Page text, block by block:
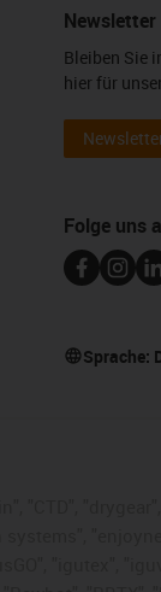
Newsletter
Bleiben Sie
hier für
Folge uns
Sprache: